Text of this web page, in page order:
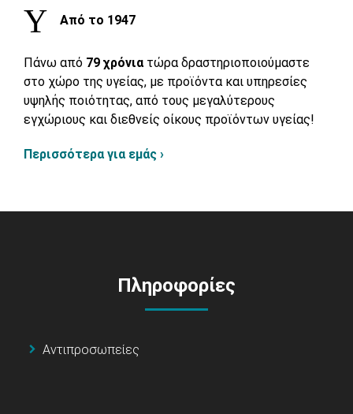
Από το 1947
Πάνω από 79 χρόνια τώρα δραστηριοποιούμαστε
στο χώρο της υγείας, με προϊόντα και υπηρεσίες
υψηλής ποιότητας, από τους μεγαλύτερους
εγχώριους και διεθνείς οίκους προϊόντων υγείας!
Περισσότερα για εμάς ›
Πληροφορίες
Αντιπροσωπείες